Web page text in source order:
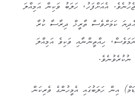
އެއަށްފަހު، ހަލަބު ވަކިން އަމިއްލަ
ކަމަށްވެސް ތާރީޚް ދިރާސާ ކުރާ
ހިއްތީންނާއި ވަކިވެ އަމިއްލަ
ނުކުރެވުނެވެ.
އިން ހަލަބުގައި އެމީހުންގެ ވެރިކަން